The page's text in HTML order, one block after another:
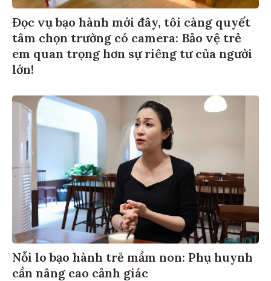
Đọc vụ bạo hành mới đây, tôi càng quyết
tâm chọn trường có camera: Bảo vệ trẻ
em quan trọng hơn sự riêng tư của người
lớn!
Nỗi lo bạo hành trẻ mầm non: Phụ huynh
cần nâng cao cảnh giác